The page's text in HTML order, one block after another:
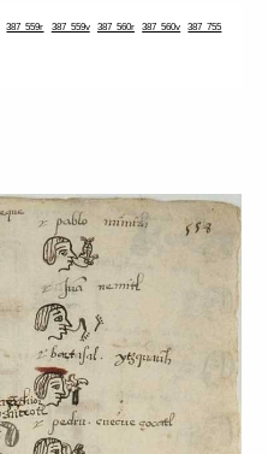
387_559r 387_559v 387_560r 387_560v 387_755